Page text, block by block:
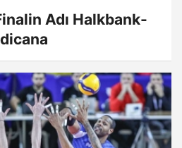
Adı Halkbank-